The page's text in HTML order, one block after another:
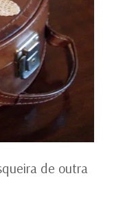
de outra